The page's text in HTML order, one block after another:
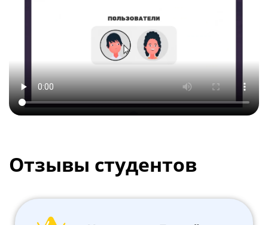
Отзывы студентов